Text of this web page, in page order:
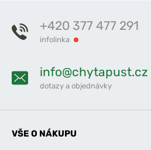
+420 377 477 291
infolinka
info@chytapust.cz
dotazy a objednávky
VŠE O NÁKUPU